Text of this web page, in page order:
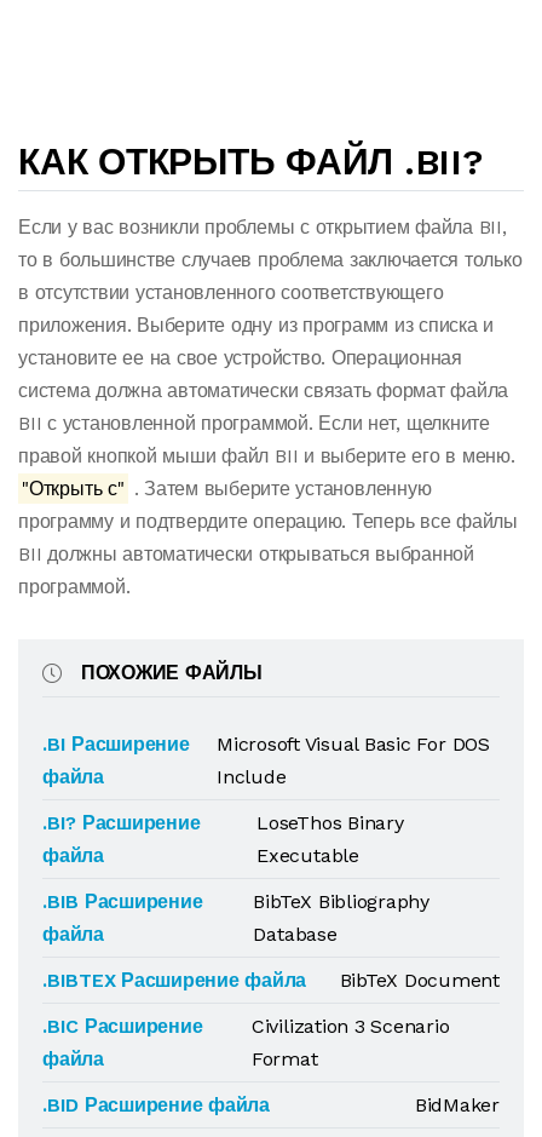
КАК ОТКРЫТЬ ФАЙЛ .BII?
Если у вас возникли проблемы с открытием файла BII,
то в большинстве случаев проблема заключается только
в отсутствии установленного соответствующего
приложения. Выберите одну из программ из списка и
установите ее на свое устройство. Операционная
система должна автоматически связать формат файла
BII с установленной программой. Если нет, щелкните
правой кнопкой мыши файл BII и выберите его в меню.
"Открыть с" . Затем выберите установленную
программу и подтвердите операцию. Теперь все файлы
BII должны автоматически открываться выбранной
программой.
ПОХОЖИЕ ФАЙЛЫ
.BI Расширение
файла
Microsoft Visual Basic For DOS
Include
.BI? Расширение
файла
LoseThos Binary
Executable
.BIB Расширение
файла
BibTeX Bibliography
Database
.BIBTEX Расширение файла
BibTeX Document
.BIC Расширение
файла
Civilization 3 Scenario
Format
.BID Расширение файла
BidMaker